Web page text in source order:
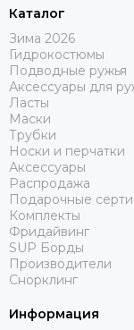
Каталог
Зима 2026
Гидрокостюмы
Подводные ружья
Аксессуары для
Ласты
Маски
Трубки
Носки и перчатки
Аксессуары
Распродажа
Подарочные
Комплекты
Фридайвинг
SUP Борды
Производители
Снорклинг
Информация